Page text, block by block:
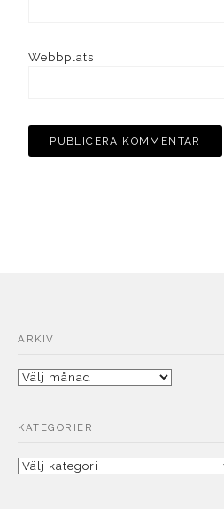
Webbplats
ARKIV
Arkiv
KATEGORIER
Kategorier